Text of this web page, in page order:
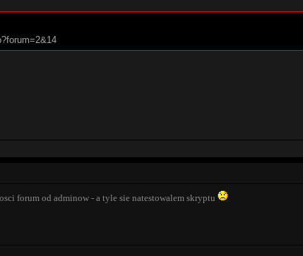
forum od adminow - a tyle sie natestowalem skryptu